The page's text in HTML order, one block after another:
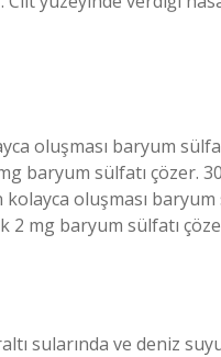
oluşması baryum
baryum sülfatı çözer.
oluşması baryum
2 mg baryum sülfatı
sularında ve deniz